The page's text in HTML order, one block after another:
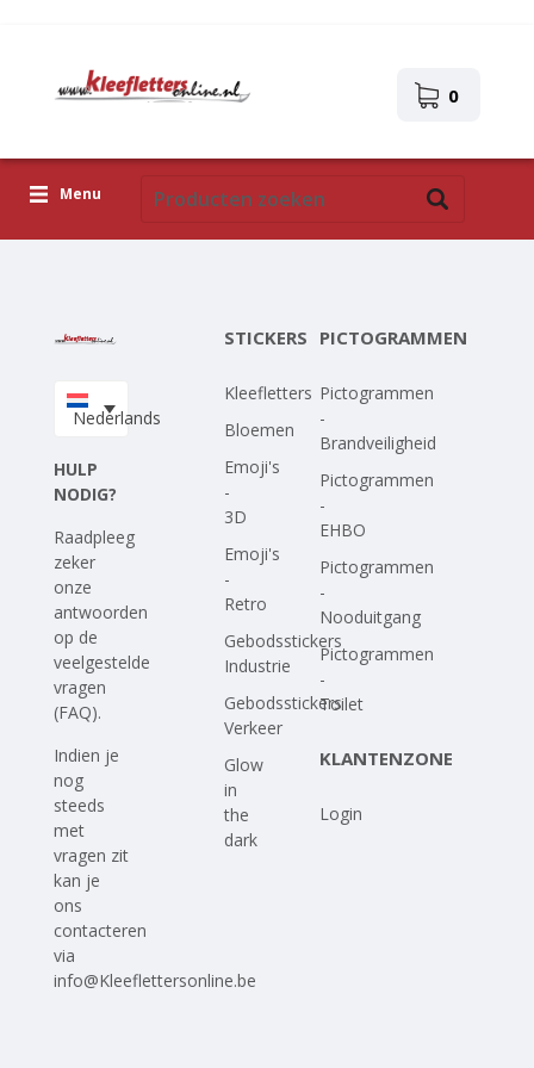
0
Menu
Upload je eigen ontwerp
Nederlands
HULP
NODIG?
Raadpleeg
zeker
onze
antwoorden
op de
veelgestelde
vragen
(FAQ).
Indien je
nog
steeds
met
vragen zit
kan je
ons
contacteren
via
info@Kleeflettersonline.be
STICKERS
Kleefletters
Bloemen
Emoji's
-
3D
Emoji's
-
Retro
Gebodsstickers
Industrie
Gebodsstickers
Verkeer
Glow
in
the
dark
PICTOGRAMMEN
Pictogrammen
-
Brandveiligheid
Pictogrammen
-
EHBO
Pictogrammen
-
Nooduitgang
Pictogrammen
-
Toilet
KLANTENZONE
Login